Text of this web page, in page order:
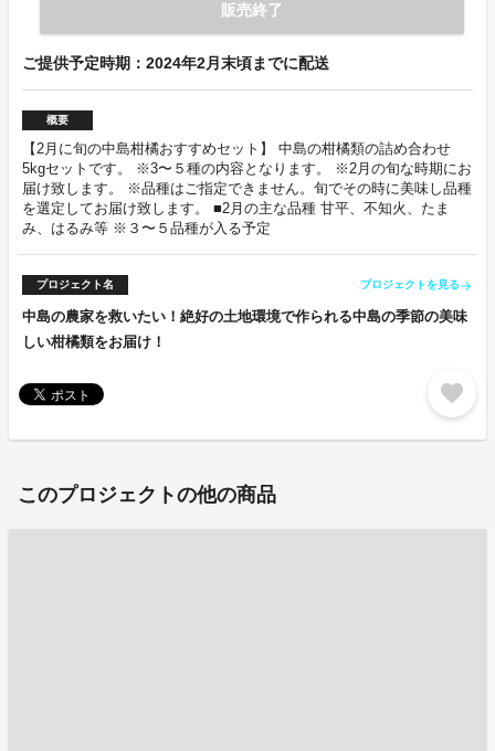
販売終了
ご提供予定時期：2024年2月末頃までに配送
概要
【2月に旬の中島柑橘おすすめセット】 中島の柑橘類の詰め合わせ
5kgセットです。 ※3〜５種の内容となります。 ※2月の旬な時期にお
届け致します。 ※品種はご指定できません。旬でその時に美味し品種
を選定してお届け致します。 ■2月の主な品種 甘平、不知火、たま
み、はるみ等 ※３〜５品種が入る予定
プロジェクト名 プロジェクトを見る arrow_forward
中島の農家を救いたい！絶好の土地環境で作られる中島の季節の美味
しい柑橘類をお届け！
favorite
このプロジェクトの他の商品